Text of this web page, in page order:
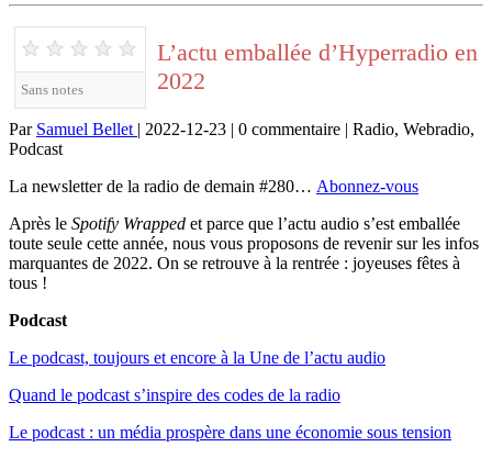
★ ★ ★ ★ ★
Sans notes
L’actu emballée d’Hyperradio en
2022
Par Samuel Bellet | 2022-12-23 | 0 commentaire | Radio, Webradio,
Podcast
La newsletter de la radio de demain #280… Abonnez-vous
Après le Spotify Wrapped et parce que l’actu audio s’est emballée
toute seule cette année, nous vous proposons de revenir sur les infos
marquantes de 2022. On se retrouve à la rentrée : joyeuses fêtes à
tous !
Podcast
Le podcast, toujours et encore à la Une de l’actu audio
Quand le podcast s’inspire des codes de la radio
Le podcast : un média prospère dans une économie sous tension